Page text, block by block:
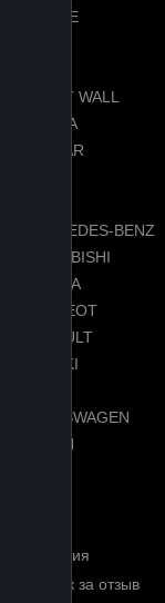
DODGE
GREAT WALL
HONDA
JAGUAR
MERCEDES-BENZ
MITSUBISHI
OMODA
PEUGEOT
RENAULT
SUZUKI
VOLKSWAGEN
VOYAH
Гарантия
Кэшбэк за отзыв